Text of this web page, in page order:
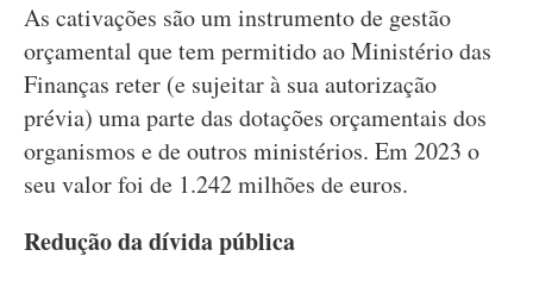
As cativações são um instrumento de gestão
orçamental que tem permitido ao Ministério das
Finanças reter (e sujeitar à sua autorização
prévia) uma parte das dotações orçamentais dos
organismos e de outros ministérios. Em 2023 o
seu valor foi de 1.242 milhões de euros.
Redução da dívida pública